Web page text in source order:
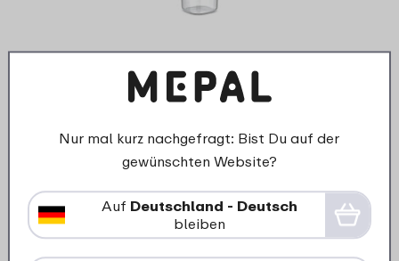
Bento-Einsatz mit Deckel
Einsatz und Gabel Campus -
weiß
419
Nur mal kurz nachgefragt: Bist Du auf der
gewünschten Website?
Auf Deutschland - Deutsch
bleiben